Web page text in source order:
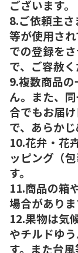
ございます。
8.ご依頼主
等が使用さ
での登録を
で、ご容赦く
9.複数商品
ん。また、
合でもお届
で、あらかじ
10.花弁・花
ッピング（
す。
11.商品の箱
場合がありま
12.果物は気
やチルドゆ
す。また台